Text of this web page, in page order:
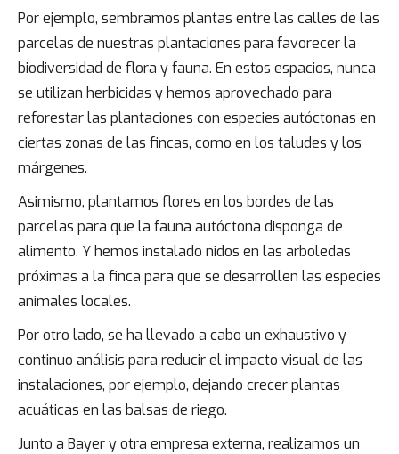
Por ejemplo, sembramos plantas entre las calles de las
parcelas de nuestras plantaciones para favorecer la
biodiversidad de flora y fauna. En estos espacios, nunca
se utilizan herbicidas y hemos aprovechado para
reforestar las plantaciones con especies autóctonas en
ciertas zonas de las fincas, como en los taludes y los
márgenes.
Asimismo, plantamos flores en los bordes de las
parcelas para que la fauna autóctona disponga de
alimento. Y hemos instalado nidos en las arboledas
próximas a la finca para que se desarrollen las especies
animales locales.
Por otro lado, se ha llevado a cabo un exhaustivo y
continuo análisis para reducir el impacto visual de las
instalaciones, por ejemplo, dejando crecer plantas
acuáticas en las balsas de riego.
Junto a Bayer y otra empresa externa, realizamos un